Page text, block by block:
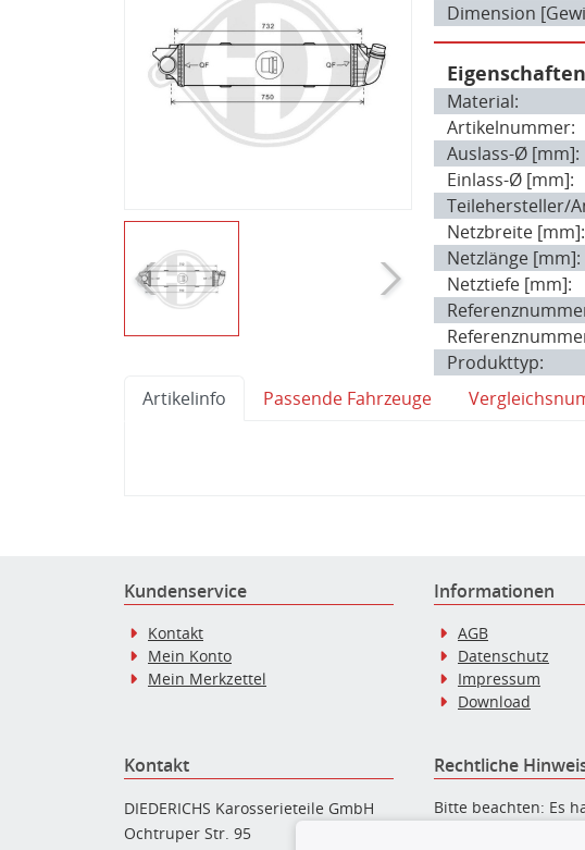
Dimension
Material:
Artikelnummer:
Auslass-Ø [mm]:
Einlass-Ø [mm]:
Teilehersteller/
Netzbreite [mm]:
Netzlänge [mm]:
Netztiefe [mm]:
Produkttyp:
Artikelinfo
Passende Fahrzeuge
Kundenservice
Kontakt
Mein Konto
Mein Merkzettel
Informationen
AGB
Datenschutz
Impressum
Download
Kontakt
DIEDERICHS Karosserieteile GmbH
Ochtruper Str. 95
Rechtliche
Bitte beachten: Es